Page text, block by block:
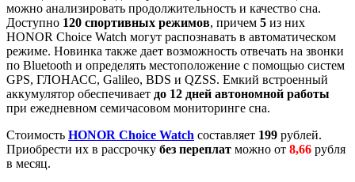
можно анализировать продолжительность и качество сна.
Доступно 120 спортивных режимов, причем 5 из них
HONOR Choice Watch могут распознавать в автоматическом
режиме. Новинка также дает возможность отвечать на звонки
по Bluetooth и определять местоположение с помощью систем
GPS, ГЛОНАСС, Galileo, BDS и QZSS. Емкий встроенный
аккумулятор обеспечивает до 12 дней автономной работы
при ежедневном семичасовом мониторинге сна.
Стоимость HONOR Choice Watch составляет 199 рублей.
Приобрести их в рассрочку без переплат можно от 8,66 рубля
в месяц.